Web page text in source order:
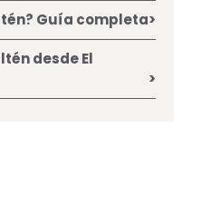
Guía completa
desde El